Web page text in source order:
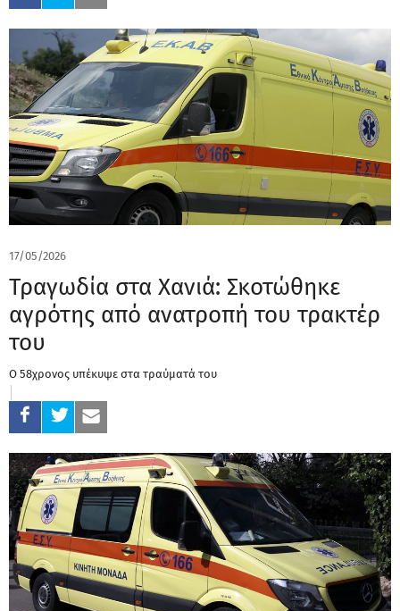
17/05/2026
Τραγωδία στα Χανιά: Σκοτώθηκε
αγρότης από ανατροπή του τρακτέρ
του
Ο 58χρονος υπέκυψε στα τραύματά του